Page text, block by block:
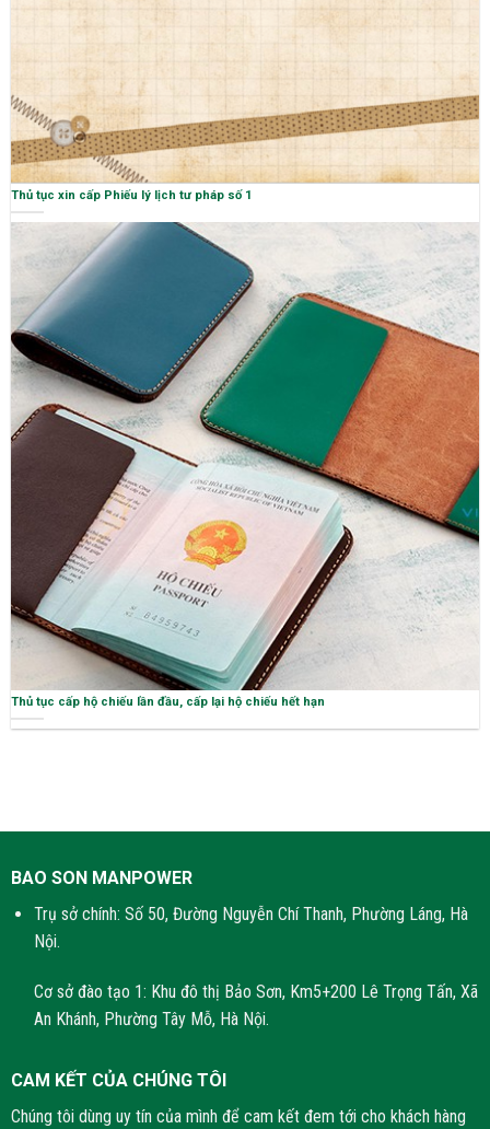
Thủ tục xin cấp Phiếu lý lịch tư pháp số 1
Thủ tục cấp hộ chiếu lần đầu, cấp lại hộ chiếu hết hạn
BAO SON MANPOWER
Trụ sở chính: Số 50, Đường Nguyễn Chí Thanh, Phường Láng, Hà
Nội.
Cơ sở đào tạo 1: Khu đô thị Bảo Sơn, Km5+200 Lê Trọng Tấn, Xã
An Khánh, Phường Tây Mỗ, Hà Nội.
CAM KẾT CỦA CHÚNG TÔI
Chúng tôi dùng uy tín của mình để cam kết đem tới cho khách hàng